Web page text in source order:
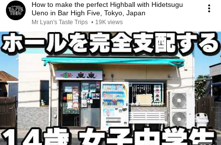
How to make the perfect Highball with Hidetsugu
Ueno in Bar High Five, Tokyo, Japan
Mr Lyan's Taste Trips • 19K views